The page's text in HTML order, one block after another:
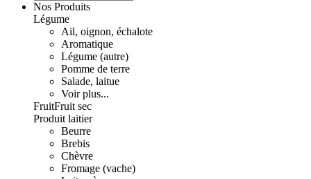
Nos Produits
Légume
Ail, oignon, échalote
Aromatique
Légume (autre)
Pomme de terre
Salade, laitue
Voir plus...
FruitFruit sec
Produit laitier
Beurre
Brebis
Chèvre
Fromage (vache)